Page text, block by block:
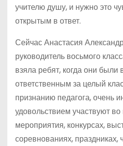
учителю душу, и нужно это
открытым в ответ.
Сейчас Анастасия
руководитель восьмого
взяла ребят, когда они
ответственным за целый
признанию педагога, очень
удовольствием участвуют
мероприятия, конкурсах,
соревнованиях, праздниках,